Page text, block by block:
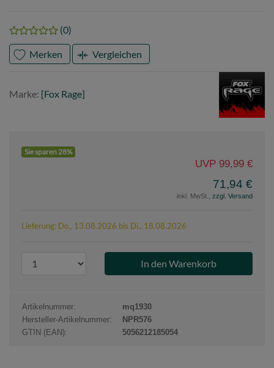
(0)
Merken Vergleichen
Marke: [Fox Rage]
Sie sparen 28%
UVP 99,99 €
71,94 €
inkl. MwSt., zzgl. Versand
Lieferung: Do., 13.08.2026 bis Di., 18.08.2026
r
d
u
k
Artikelnummer:
mq1930
Hersteller-Artikelnummer:
NPR576
GTIN (EAN):
5056212185054